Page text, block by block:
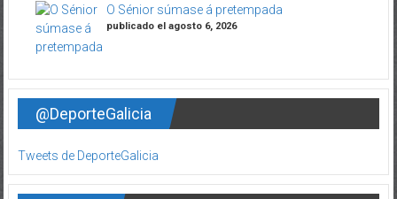
O Sénior súmase á pretempada
publicado el agosto 6, 2026
@DeporteGalicia
Tweets de DeporteGalicia